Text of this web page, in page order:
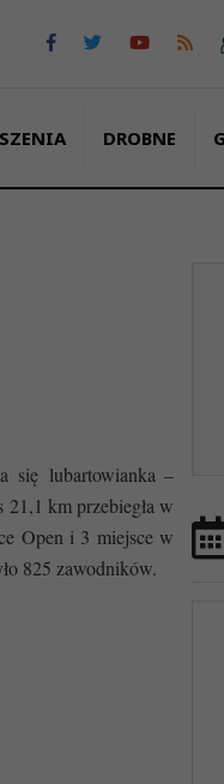
DROBNE
się lubartowianka –
21,1 km przebiegła w
Open i 3 miejsce w
825 zawodników.